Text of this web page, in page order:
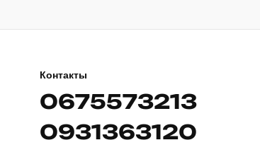
Контакты
0675573213
0931363120